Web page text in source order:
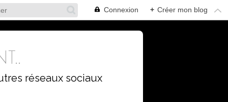
Connexion + Créer mon blog
réseaux sociaux